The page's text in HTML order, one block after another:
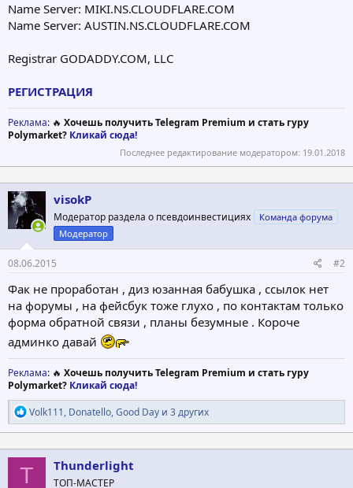
Name Server: MIKI.NS.CLOUDFLARE.COM
Name Server: AUSTIN.NS.CLOUDFLARE.COM
Registrar GODADDY.COM, LLC
РЕГИСТРАЦИЯ
Реклама: 🔥 Хочешь получить Telegram Premium и стать гуру
Polymarket? Кликай сюда!
Последнее редактирование модератором: 19.01.2018
visokP
Модератор раздела о псевдоинвестициях
Команда форума
Модератор
08.06.2015 #2
Фак не проработан , диз юзанная бабушка , ссылок нет
на форумы , на фейсбук тоже глухо , по контактам только
форма обратной связи , планы безумные . Короче
админко давай
Реклама: 🔥 Хочешь получить Telegram Premium и стать гуру
Polymarket? Кликай сюда!
Р
е
а
к
ц
и
Volk111, Donatello,Good Day и 3 других
T Thunderlight
ТОП-МАСТЕР